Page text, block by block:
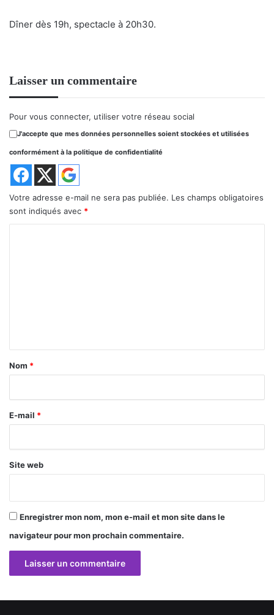
Dîner dès 19h, spectacle à 20h30.
Laisser un commentaire
Pour vous connecter, utiliser votre réseau social
J'accepte que mes données personnelles soient stockées et utilisées
conformément à la politique de confidentialité
Votre adresse e-mail ne sera pas publiée. Les champs obligatoires
sont indiqués avec *
a
r
e
Nom *
E-mail *
Site web
Enregistrer mon nom, mon e-mail et mon site dans le
navigateur pour mon prochain commentaire.